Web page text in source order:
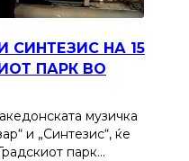
СИНТЕЗИС НА 15
ПАРК ВО
музичка
и „Синтезис“, ќе
парк…